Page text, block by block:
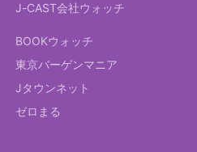
J-CAST会社ウォッチ
BOOKウォッチ
東京バーゲンマニア
Jタウンネット
ゼロまる